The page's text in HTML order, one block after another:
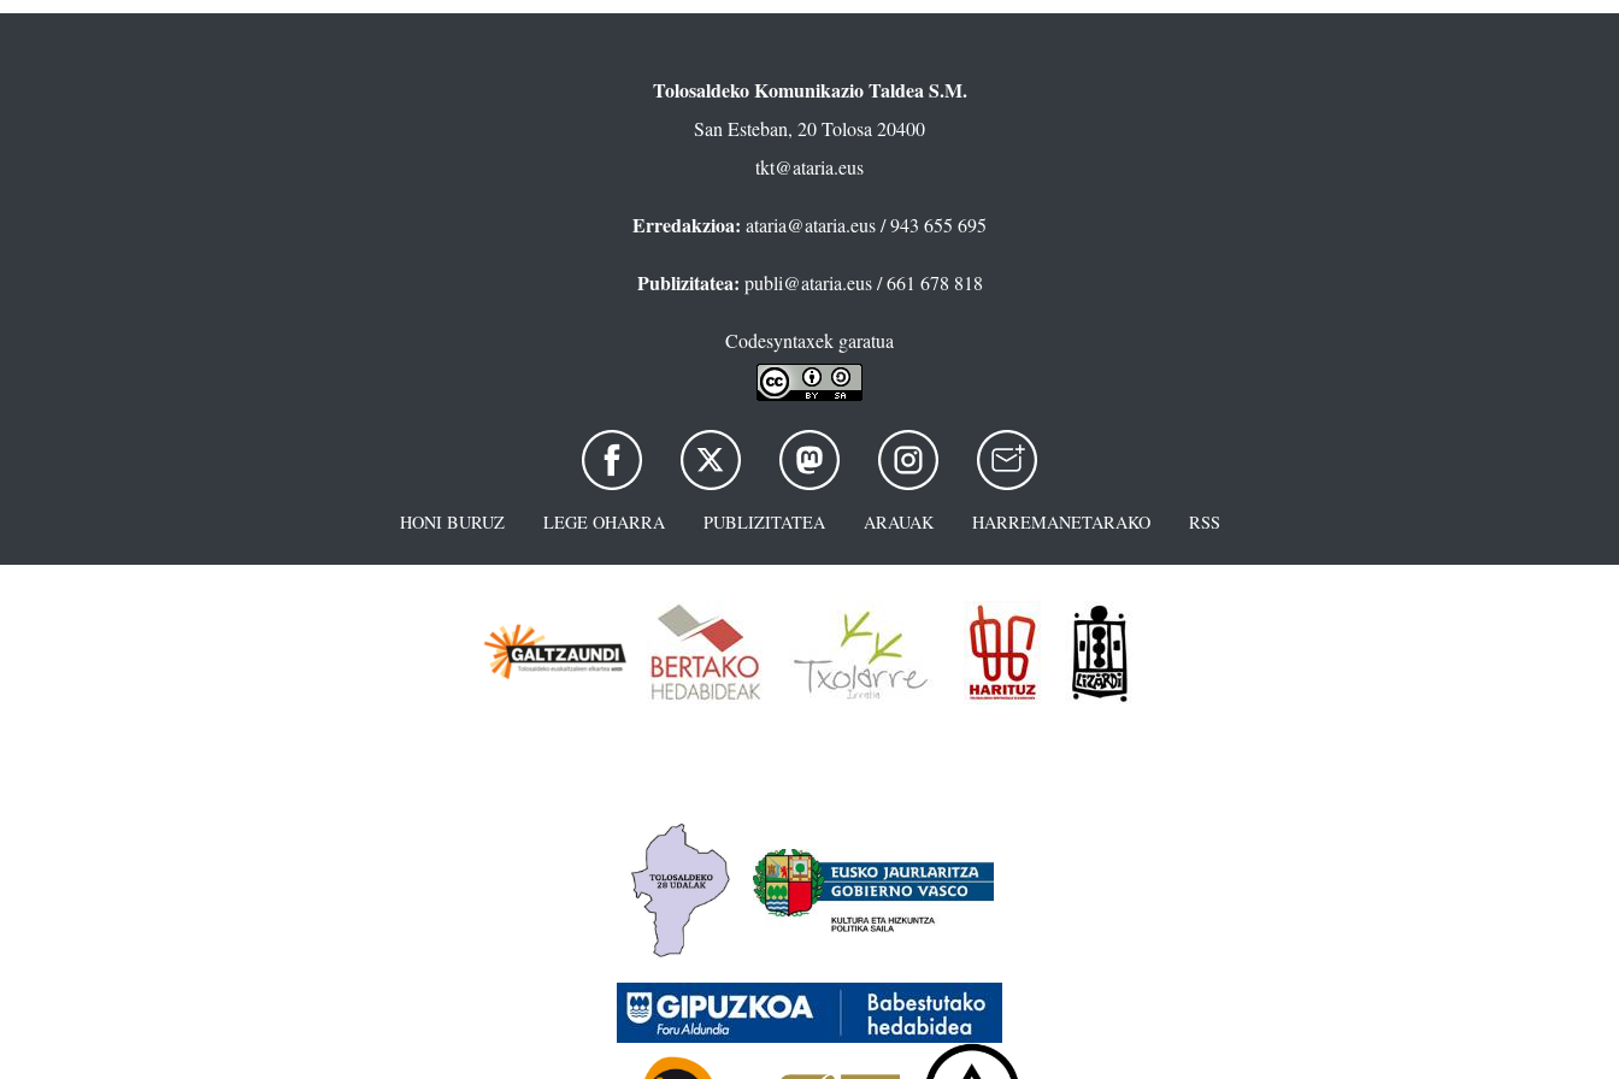
Tolosaldeko Komunikazio Taldea S.M.
San Esteban, 20 Tolosa 20400
tkt@ataria.eus
Erredakzioa: ataria@ataria.eus/ 943 655 695
Publizitatea: publi@ataria.eus/ 661 678 818
Codesyntaxek garatua
HONI BURUZ LEGE OHARRA PUBLIZITATEA ARAUAK HARREMANETARAKO RSS